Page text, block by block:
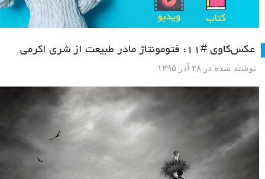
عکس‌کاوی #۱۱: فتومونتاژ مادر طبیعت از شری اکرمی
نوشته شده در ۲۸ آذر ۱۳۹۵